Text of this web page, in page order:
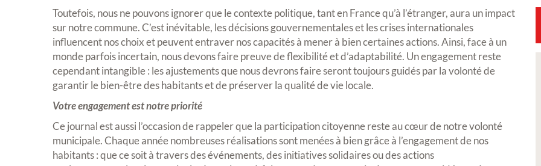
Toutefois, nous ne pouvons ignorer que le contexte politique, tant en France qu’à l’étranger, aura un impact
sur notre commune. C’est inévitable, les décisions gouvernementales et les crises internationales
influencent nos choix et peuvent entraver nos capacités à mener à bien certaines actions. Ainsi, face à un
monde parfois incertain, nous devons faire preuve de flexibilité et d’adaptabilité. Un engagement reste
cependant intangible : les ajustements que nous devrons faire seront toujours guidés par la volonté de
garantir le bien-être des habitants et de préserver la qualité de vie locale.
Votre engagement est notre priorité
Ce journal est aussi l’occasion de rappeler que la participation citoyenne reste au cœur de notre volonté
municipale. Chaque année nombreuses réalisations sont menées à bien grâce à l’engagement de nos
habitants : que ce soit à travers des événements, des initiatives solidaires ou des actions